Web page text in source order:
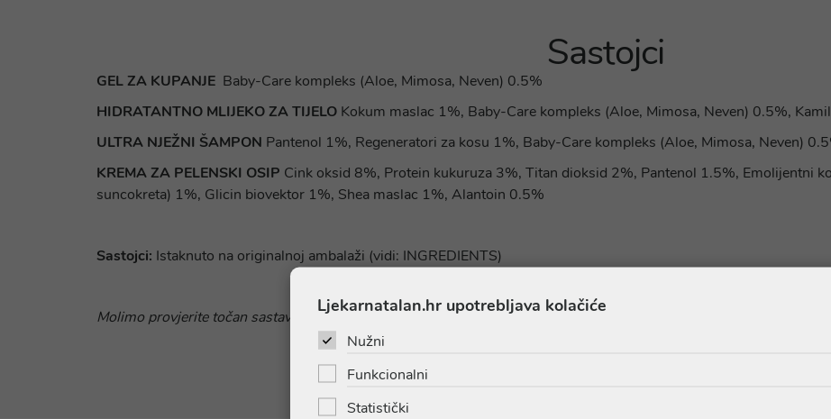
Sastojci
GEL ZA KUPANJE Baby-Care kompleks (Aloe, Mimosa, Neven) 0.5%
HIDRATANTNO MLIJEKO ZA TIJELO Kokum maslac 1%, Baby-Care kompleks (Aloe, Mimosa, Neven) 0.5%,
ULTRA NJEŽNI ŠAMPON Pantenol 1%, Regeneratori za kosu 1%, Baby-Care kompleks (Aloe, Mimosa, Neven)
KREMA ZA PELENSKI OSIP Cink oksid 8%, Protein kukuruza 3%, Titan dioksid 2%, Pantenol 1.5%, Emolijentni
suncokreta) 1%, Glicin biovektor 1%, Shea maslac 1%, Alantoin 0.5%
Sastojci: Istaknuto na originalnoj ambalaži (vidi: INGREDIENTS)
Molimo provjerite točan sastav na pakiranju ili nas kontaktirajte na online@ljekarnatalan.hr
Ljekarnatalan.hr upotrebljava kolačiće
Nužni
Funkcionalni
Statistički